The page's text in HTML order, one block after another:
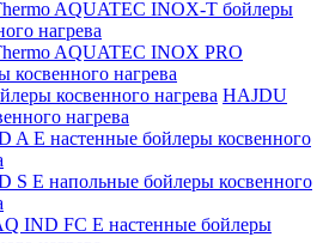
AQUATEC INOX-T бойлеры
нагрева
AQUATEC INOX PRO
косвенного нагрева
HAJDU
нагрева
A E настенные бойлеры косвенного
S E напольные бойлеры косвенного
IND FC E настенные бойлеры